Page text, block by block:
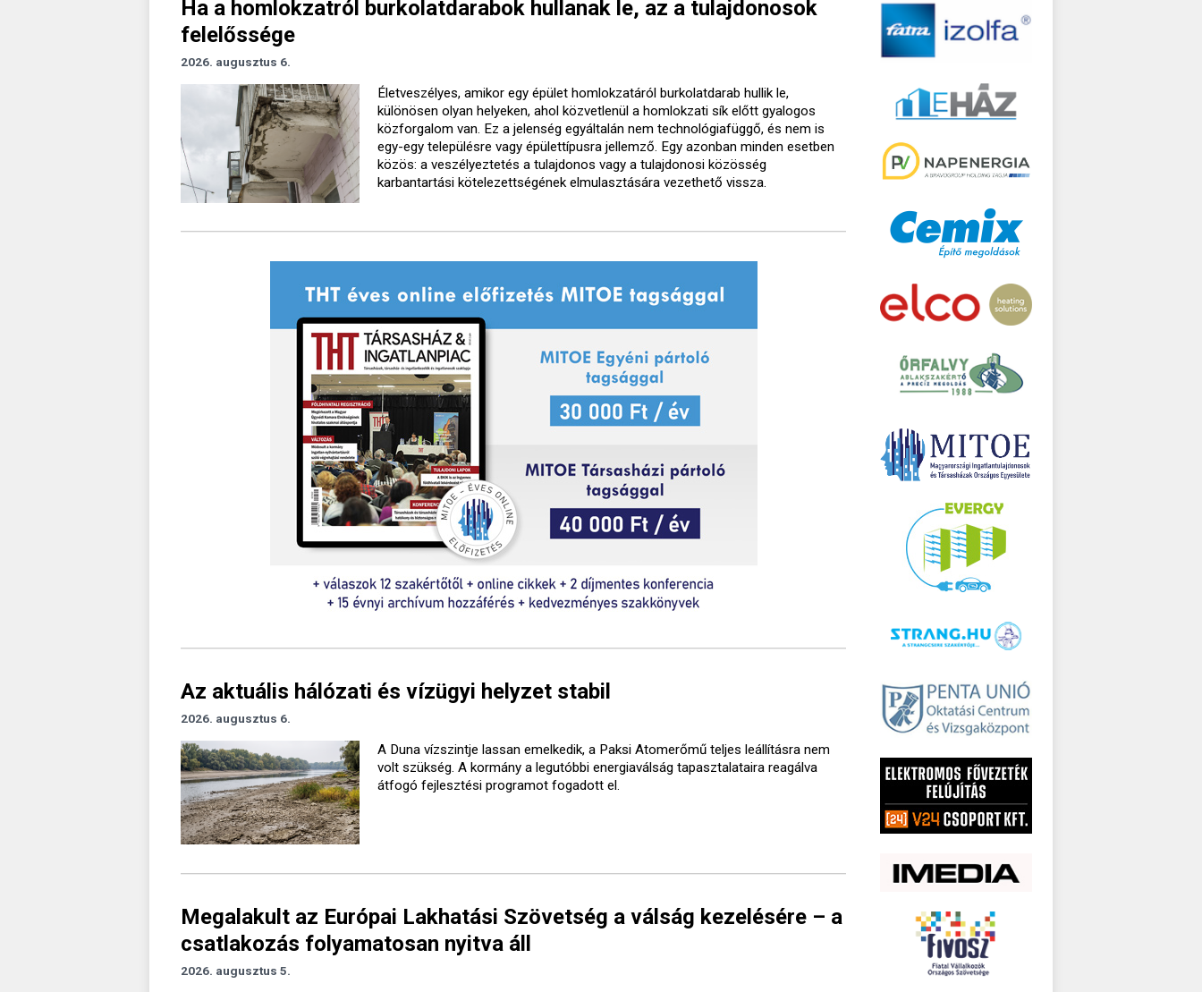
Ha a homlokzatról burkolatdarabok hullanak le, az a tulajdonosok
felelőssége
2026. augusztus 6.
Életveszélyes, amikor egy épület homlokzatáról burkolatdarab hullik le,
különösen olyan helyeken, ahol közvetlenül a homlokzati sík előtt gyalogos
közforgalom van. Ez a jelenség egyáltalán nem technológiafüggő, és nem is
egy-egy településre vagy épülettípusra jellemző. Egy azonban minden esetben
közös: a veszélyeztetés a tulajdonos vagy a tulajdonosi közösség
karbantartási kötelezettségének elmulasztására vezethető vissza.
Az aktuális hálózati és vízügyi helyzet stabil
2026. augusztus 6.
A Duna vízszintje lassan emelkedik, a Paksi Atomerőmű teljes leállításra nem
volt szükség. A kormány a legutóbbi energiaválság tapasztalataira reagálva
átfogó fejlesztési programot fogadott el.
Megalakult az Európai Lakhatási Szövetség a válság kezelésére – a
csatlakozás folyamatosan nyitva áll
2026. augusztus 5.